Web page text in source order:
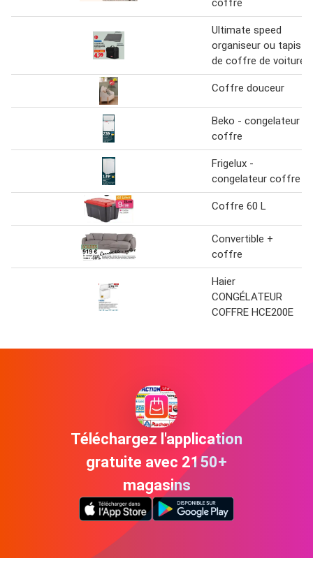
Ultimate speed
organiseur ou tapis
de coffre de voiture
Coffre douceur
Beko - congelateur
coffre
Frigelux -
congelateur coffre
Coffre 60 L
Convertible +
coffre
Haier
CONGÉLATEUR
COFFRE HCE200E
Téléchargez l'application
gratuite avec 2150+
magasins